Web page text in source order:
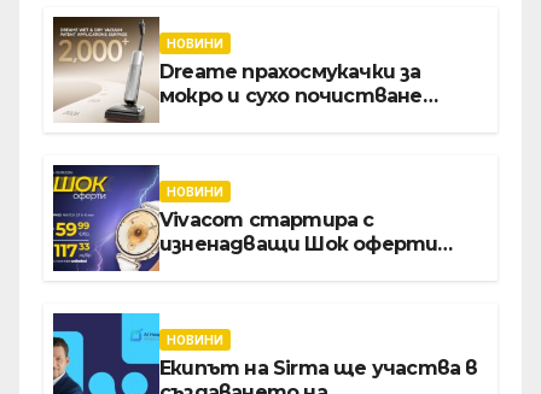
НОВИНИ
Dreame прахосмукачки за
мокро и сухо почистване
НОВИНИ
Vivacom стартира с
изненадващи Шок оферти
НОВИНИ
Екипът на Sirma ще участва в